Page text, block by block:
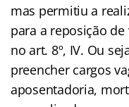
mas permitiu a
para a reposição de
no art. 8º, IV. Ou
preencher cargos
aposentadoria,